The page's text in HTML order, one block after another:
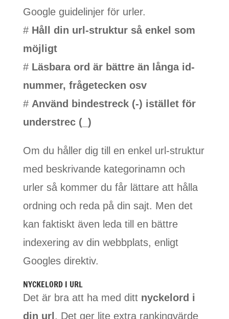
Google guidelinjer för urler.
# Håll din url-struktur så enkel som
möjligt
# Läsbara ord är bättre än långa id-
nummer, frågetecken osv
# Använd bindestreck (-) istället för
understrec (_)
Om du håller dig till en enkel url-struktur
med beskrivande kategorinamn och
urler så kommer du får lättare att hålla
ordning och reda på din sajt. Men det
kan faktiskt även leda till en bättre
indexering av din webbplats, enligt
Googles direktiv.
NYCKELORD I URL
Det är bra att ha med ditt nyckelord i
din url . Det ger lite extra rankingvärde